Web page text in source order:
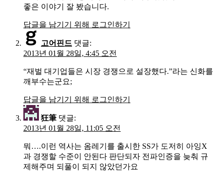
좋은 이야기 잘 봤습니다.
답글을 남기기 위해 로그인하기
고어핀드 댓글:
2013년 01월 28일, 4:45 오전
“재벌 대기업들은 시장 경쟁으로 설장했다.”라는 신화를
깨부수는군요;
답글을 남기기 위해 로그인하기
狂筆 댓글:
2013년 01월 28일, 11:05 오전
뭐….이런 역사는 옴레기를 출시한 SS가 도저히 아잉X
과 경쟁할 수준이 안된다 판단되자 전파인증을 늦춰 규
제해주며 되풀이 되지 않았던가요